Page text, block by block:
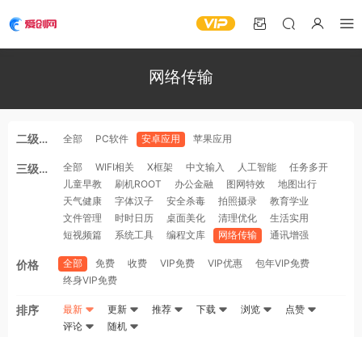
网络传输
二级分
全部 PC软件 安卓应用 苹果应用
三级分
全部 WIFI相关 X框架 中文输入 人工智能
任务多开
儿童早教
刷机ROOT 办公金融 图网特效
地图出行
天气健康
字体汉子 安全杀毒 拍照摄录
教育学业
文件管理
时时日历 桌面美化 清理优化
生活实用
短视频篇
系统工具 编程文库 网络传输 通讯增强
价格 全部 免费 收费 VIP免费 VIP优惠
包年VIP免费
终身VIP免费
排序 最新 更新 推荐 下载 浏览
点赞
评论
随机